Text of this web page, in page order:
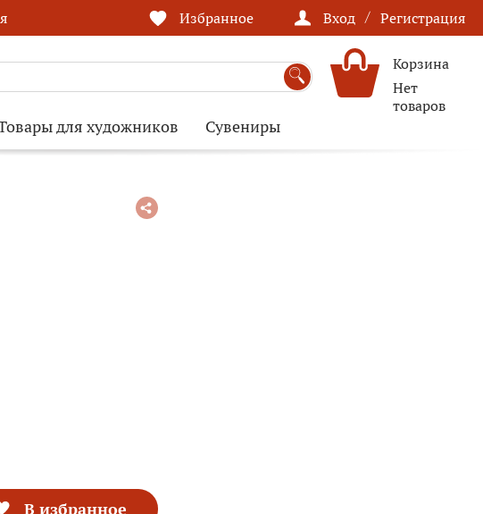
Избранное Вход / Регистрация
Корзина
Нет
товаров
для художников Сувениры
В избранное